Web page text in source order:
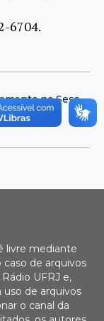
6704.
no Sesc
livre mediante
caso de arquivos
UFRJ e,
uso de arquivos
o canal da